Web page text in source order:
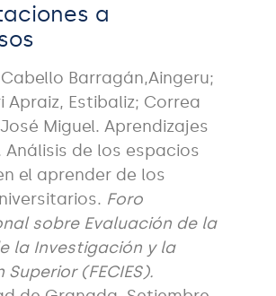
a
Barragán,Aingeru;
Apraiz, Estibaliz; Correa
Miguel. Aprendizajes
Análisis de los espacios
el aprender de los
Foro
sobre Evaluación de la
la Investigación y la
Superior (FECIES).